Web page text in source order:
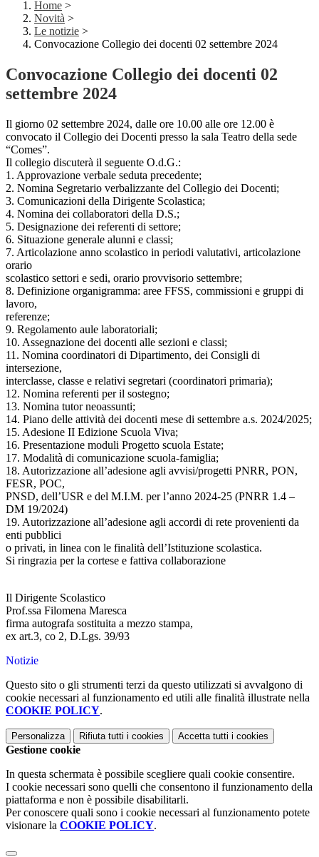
Home >
Novità >
Le notizie >
Convocazione Collegio dei docenti 02 settembre 2024
Convocazione Collegio dei docenti 02
settembre 2024
Il giorno 02 settembre 2024, dalle ore 10.00 alle ore 12.00 è
convocato il Collegio dei Docenti presso la sala Teatro della sede
“Comes”.
Il collegio discuterà il seguente O.d.G.:
1. Approvazione verbale seduta precedente;
2. Nomina Segretario verbalizzante del Collegio dei Docenti;
3. Comunicazioni della Dirigente Scolastica;
4. Nomina dei collaboratori della D.S.;
5. Designazione dei referenti di settore;
6. Situazione generale alunni e classi;
7. Articolazione anno scolastico in periodi valutativi, articolazione
orario
scolastico settori e sedi, orario provvisorio settembre;
8. Definizione organigramma: aree FFSS, commissioni e gruppi di
lavoro,
referenze;
9. Regolamento aule laboratoriali;
10. Assegnazione dei docenti alle sezioni e classi;
11. Nomina coordinatori di Dipartimento, dei Consigli di
intersezione,
interclasse, classe e relativi segretari (coordinatori primaria);
12. Nomina referenti per il sostegno;
13. Nomina tutor neoassunti;
14. Piano delle attività dei docenti mese di settembre a.s. 2024/2025;
15. Adesione II Edizione Scuola Viva;
16. Presentazione moduli Progetto scuola Estate;
17. Modalità di comunicazione scuola-famiglia;
18. Autorizzazione all’adesione agli avvisi/progetti PNRR, PON,
FESR, POC,
PNSD, dell’USR e del M.I.M. per l’anno 2024-25 (PNRR 1.4 –
DM 19/2024)
19. Autorizzazione all’adesione agli accordi di rete provenienti da
enti pubblici
o privati, in linea con le finalità dell’Istituzione scolastica.
Si ringrazia per la cortese e fattiva collaborazione
Il Dirigente Scolastico
Prof.ssa Filomena Maresca
firma autografa sostituita a mezzo stampa,
ex art.3, co 2, D.Lgs. 39/93
Notizie
Questo sito o gli strumenti terzi da questo utilizzati si avvalgono di
cookie necessari al funzionamento ed utili alle finalità illustrate nella
COOKIE POLICY.
Personalizza Rifiuta tutti i cookies Accetta tutti i cookies
Gestione cookie
In questa schermata è possibile scegliere quali cookie consentire.
I cookie necessari sono quelli che consentono il funzionamento della
piattaforma e non è possibile disabilitarli.
Per conoscere quali sono i cookie necessari al funzionamento potete
visionare la COOKIE POLICY.